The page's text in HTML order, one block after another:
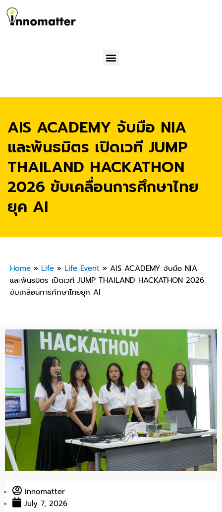
Menu
AIS ACADEMY จับมือ NIA
และพันธมิตร เปิดเวที JUMP
THAILAND HACKATHON
2026 ขับเคลื่อนการศึกษาไทย
ยุค AI
Home » Life » Life Event » AIS ACADEMY จับมือ NIA
และพันธมิตร เปิดเวที JUMP THAILAND HACKATHON 2026
ขับเคลื่อนการศึกษาไทยยุค AI
innomatter
July 7, 2026